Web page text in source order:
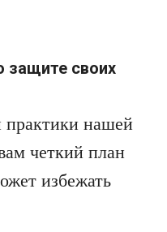
защите своих
практики нашей
четкий план
избежать